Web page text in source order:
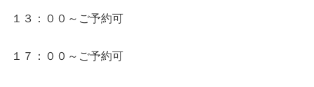
１３：００～ご予約可
１７：００～ご予約可